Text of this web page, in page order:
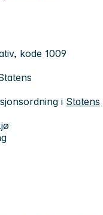
kode 1009
i Statens